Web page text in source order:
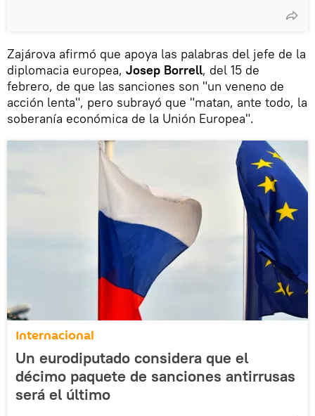
Zajárova afirmó que apoya las palabras del jefe de la
diplomacia europea, Josep Borrell, del 15 de
febrero, de que las sanciones son "un veneno de
acción lenta", pero subrayó que "matan, ante todo, la
soberanía económica de la Unión Europea".
Internacional
Un eurodiputado considera que el
décimo paquete de sanciones antirrusas
será el último